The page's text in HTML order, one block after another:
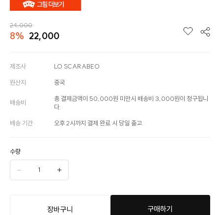
24,000
8% 22,000
제조사 LO SCARABEO
원산지 중국
배송비
총 결제금액이 50,000원 미만시 배송비 3,000원이 청구됩니
다.
배송 기간 오후 2시까지 결제 완료 시 당일 출고
수량
장바구니 구매하기